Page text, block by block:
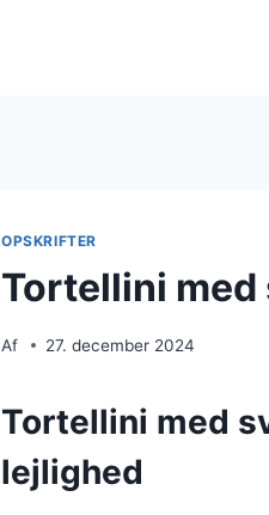
OPSKRIFTER
Tortellini
Af 27. december 2024
Tortellini med
lejlighed